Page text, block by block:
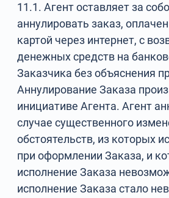
11.1. Агент оставляет за
аннулировать заказ,
картой через интернет, с
денежных средств на
Заказчика без объяснения
Аннулирование Заказа
инициативе Агента. Агент
случае существенного
обстоятельств, из которых
при оформлении Заказа, и
исполнение Заказа
исполнение Заказа стало